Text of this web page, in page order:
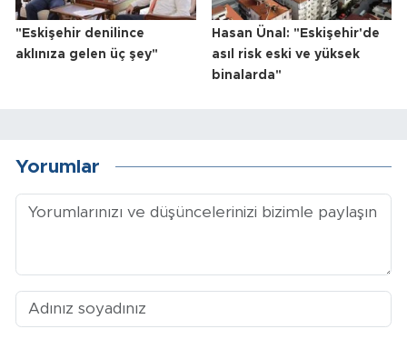
"Eskişehir denilince
aklınıza gelen üç şey"
Hasan Ünal: "Eskişehir'de
asıl risk eski ve yüksek
binalarda"
Yorumlar